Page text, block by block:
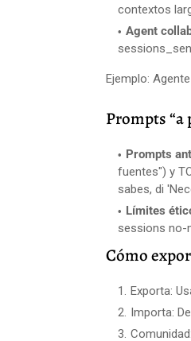
contextos
Agent
Ejemplo:
Prompts “a
Prompts
fuentes") y
sabes, di
Límites
sessions no-
Cómo
Exporta:
Importa: